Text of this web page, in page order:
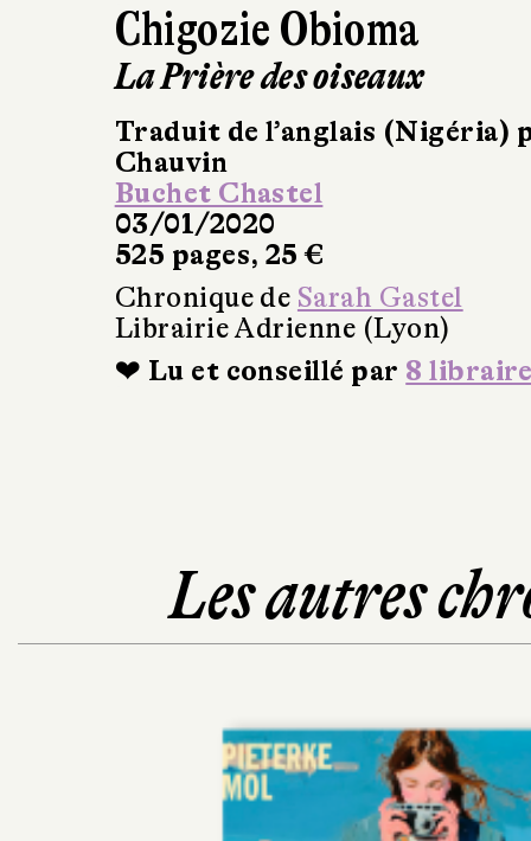
Chigozie Obioma
La Prière des oiseaux
Traduit de l’anglais (Nigéria)
Chauvin
Buchet Chastel
03/01/2020
525 pages, 25 €
Chronique de Sarah Gastel
Librairie Adrienne (Lyon)
❤ Lu et conseillé par 8
Les autres